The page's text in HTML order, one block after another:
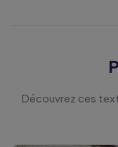
Découvrez ces